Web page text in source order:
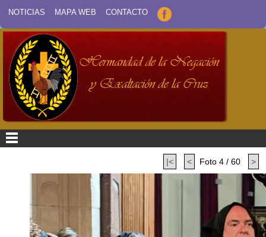
NOTICIAS MAPA WEB CONTACTO
|< < Foto 4 / 60 >